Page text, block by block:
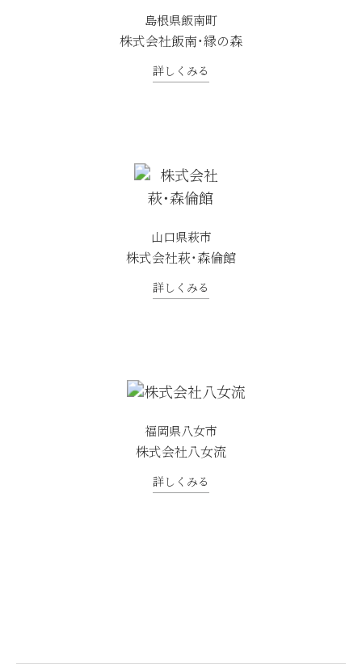
島根県飯南町
株式会社飯南・縁の森
詳しくみる
山口県萩市
株式会社萩・森倫館
詳しくみる
福岡県八女市
株式会社八女流
詳しくみる